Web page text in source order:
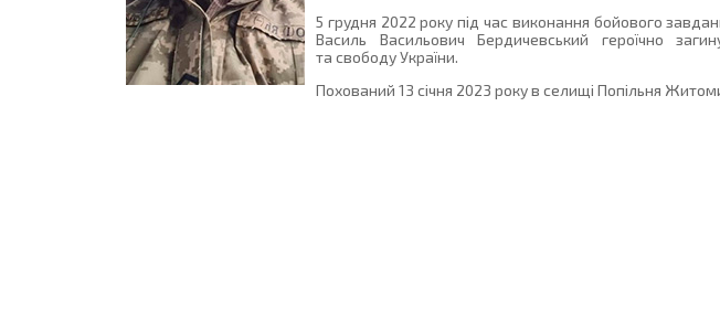
5 грудня 2022 року під час виконання бойового
Василь Васильович Бердичевський героїчно
та свободу України.
Похований 13 січня 2023 року в селищі Попільня